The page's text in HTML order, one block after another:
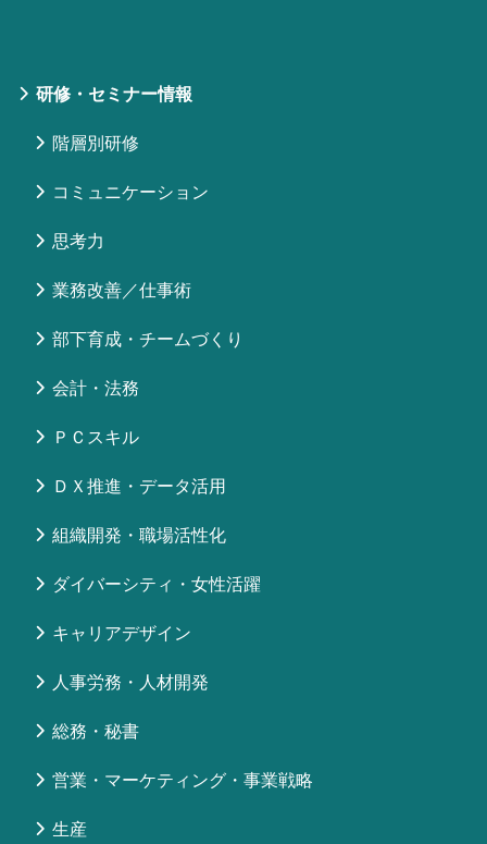
研修・セミナー情報
階層別研修
コミュニケーション
思考力
業務改善／仕事術
部下育成・チームづくり
会計・法務
ＰＣスキル
ＤＸ推進・データ活用
組織開発・職場活性化
ダイバーシティ・女性活躍
キャリアデザイン
人事労務・人材開発
総務・秘書
営業・マーケティング・事業戦略
生産